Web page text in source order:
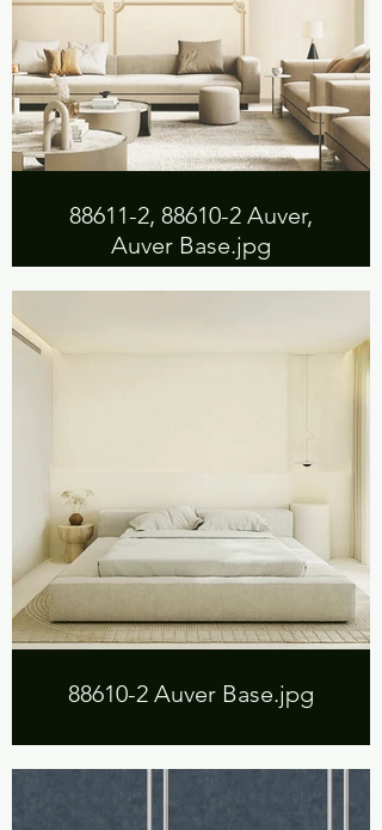
88611-2, 88610-2 Auver,
Auver Base.jpg
88610-2 Auver Base.jpg